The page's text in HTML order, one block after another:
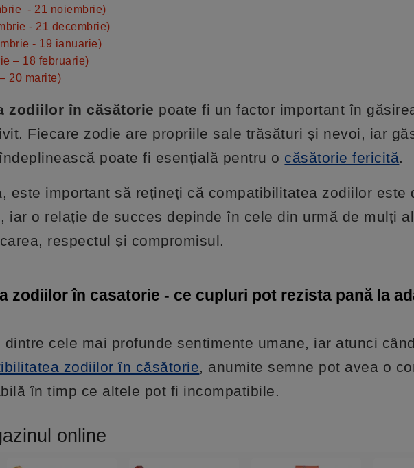
- 21 noiembrie)
- 21 decembrie)
- 19 ianuarie)
– 18 februarie)
20 marite)
zodiilor în căsătorie poate fi un factor important în
Fiecare zodie are propriile sale trăsături și nevoi, iar
poate fi esențială pentru o căsătorie fericită.
este important să rețineți că compatibilitatea zodiilor este
iar o relație de succes depinde în cele din urmă de mulți
respectul și compromisul.
zodiilor în casatorie - ce cupluri pot rezista pană la
dintre cele mai profunde sentimente umane, iar atunci
zodiilor în căsătorie, anumite semne pot avea o
în timp ce altele pot fi incompatibile.
online